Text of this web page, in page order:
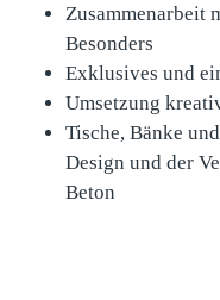
Zusammenarbeit
Besonders
Exklusives und
Umsetzung
Tische, Bänke
Design und der
Beton